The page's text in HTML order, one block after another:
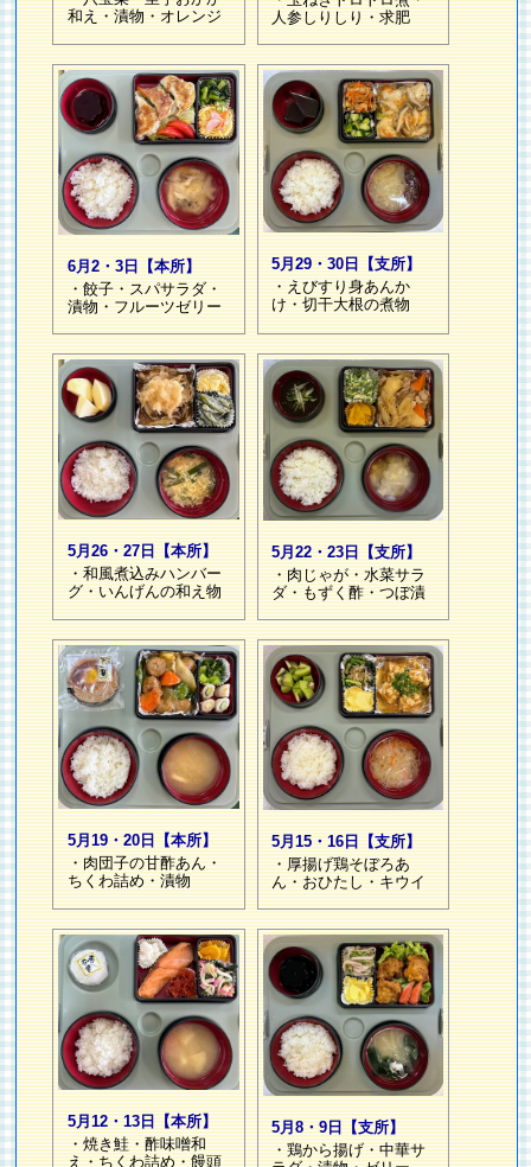
和え・漬物・オレンジ
人参しりしり・求肥
6月2・3日【本所】
・餃子・スパサラダ・
漬物・フルーツゼリー
5月29・30日【支所】
・えびすり身あんか
け・切干大根の煮物
5月26・27日【本所】
・和風煮込みハンバー
グ・いんげんの和え物
5月22・23日【支所】
・肉じゃが・水菜サラ
ダ・もずく酢・つぼ漬
5月19・20日【本所】
・肉団子の甘酢あん・
ちくわ詰め・漬物
5月15・16日【支所】
・厚揚げ鶏そぼろあ
ん・おひたし・キウイ
5月12・13日【本所】
・焼き鮭・酢味噌和
え・ちくわ詰め・饅頭
5月8・9日【支所】
・鶏から揚げ・中華サ